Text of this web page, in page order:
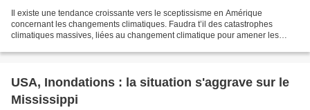
Il existe une tendance croissante vers le sceptissisme en Amérique
concernant les changements climatiques. Faudra t’il des catastrophes
climatiques massives, liées au changement climatique pour amener les
USA, Inondations : la situation s'aggrave sur le
Mississippi